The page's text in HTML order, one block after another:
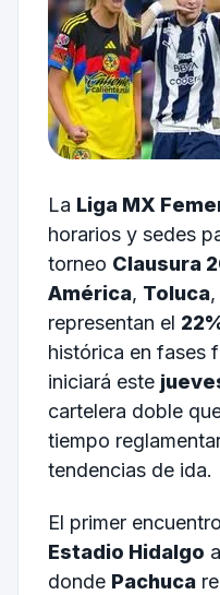
La Liga MX
horarios y sedes
torneo Clausura
América, Toluca,
representan el
histórica en fases
iniciará este
cartelera doble
tiempo
tendencias de ida.
El primer
Estadio Hidalgo
donde Pachuca